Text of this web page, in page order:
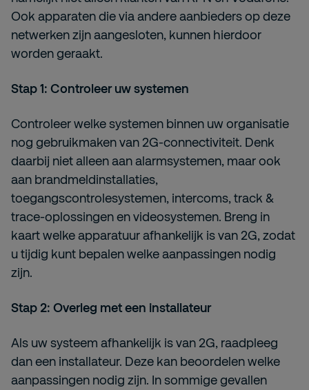
Ook apparaten die via andere aanbieders op deze
netwerken zijn aangesloten, kunnen hierdoor
worden geraakt.
Stap 1: Controleer uw systemen
Controleer welke systemen binnen uw organisatie
nog gebruikmaken van 2G-connectiviteit. Denk
daarbij niet alleen aan alarmsystemen, maar ook
aan brandmeldinstallaties,
toegangscontrolesystemen, intercoms, track &
trace-oplossingen en videosystemen. Breng in
kaart welke apparatuur afhankelijk is van 2G, zodat
u tijdig kunt bepalen welke aanpassingen nodig
zijn.
Stap 2: Overleg met een installateur
Als uw systeem afhankelijk is van 2G, raadpleeg
dan een installateur. Deze kan beoordelen welke
aanpassingen nodig zijn. In sommige gevallen